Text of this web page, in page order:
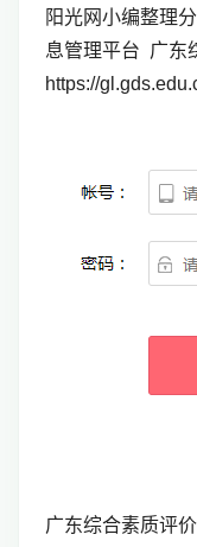
阳光网小编整理
息管理平台 广东
https://
广东综合素质评